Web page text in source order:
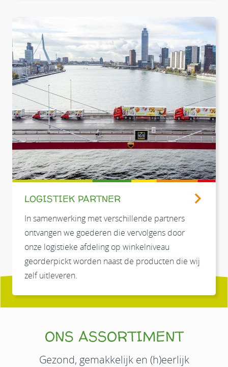
LOGISTIEK PARTNER
In samenwerking met verschillende partners
ontvangen we goederen die vervolgens door
onze logistieke afdeling op winkelniveau
georderpickt worden naast de producten die wij
zelf uitleveren.
ONS ASSORTIMENT
Gezond, gemakkelijk en (h)eerlijk